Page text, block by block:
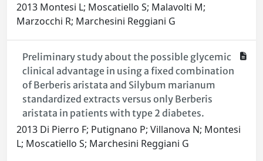
2013 Montesi L; Moscatiello S; Malavolti M;
Marzocchi R; Marchesini Reggiani G
Preliminary study about the possible glycemic
clinical advantage in using a fixed combination
of Berberis aristata and Silybum marianum
standardized extracts versus only Berberis
aristata in patients with type 2 diabetes.
2013 Di Pierro F; Putignano P; Villanova N; Montesi
L; Moscatiello S; Marchesini Reggiani G